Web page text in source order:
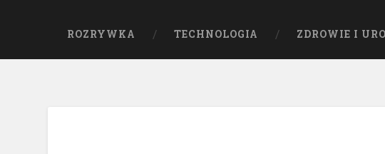
ROZRYWKA TECHNOLOGIA ZDROWIE I